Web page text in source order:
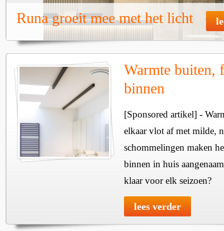
Runa groeit mee met het licht
Warmte buiten,
binnen
[Sponsored artikel] -
elkaar vlot af met milde,
schommelingen maken
binnen in huis
klaar voor elk seizoen?
lees verder